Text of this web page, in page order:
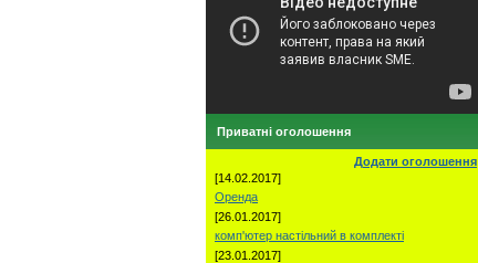
Приватні оголошення
Додати оголошення
[14.02.2017]
Оренда
[26.01.2017]
комп'ютер настільний в комплекті
[23.01.2017]